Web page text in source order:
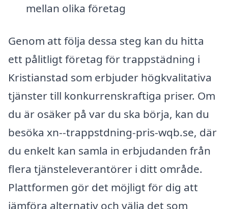
mellan olika företag
Genom att följa dessa steg kan du hitta
ett pålitligt företag för trappstädning i
Kristianstad som erbjuder högkvalitativa
tjänster till konkurrenskraftiga priser. Om
du är osäker på var du ska börja, kan du
besöka xn--trappstdning-pris-wqb.se, där
du enkelt kan samla in erbjudanden från
flera tjänsteleverantörer i ditt område.
Plattformen gör det möjligt för dig att
jämföra alternativ och välja det som